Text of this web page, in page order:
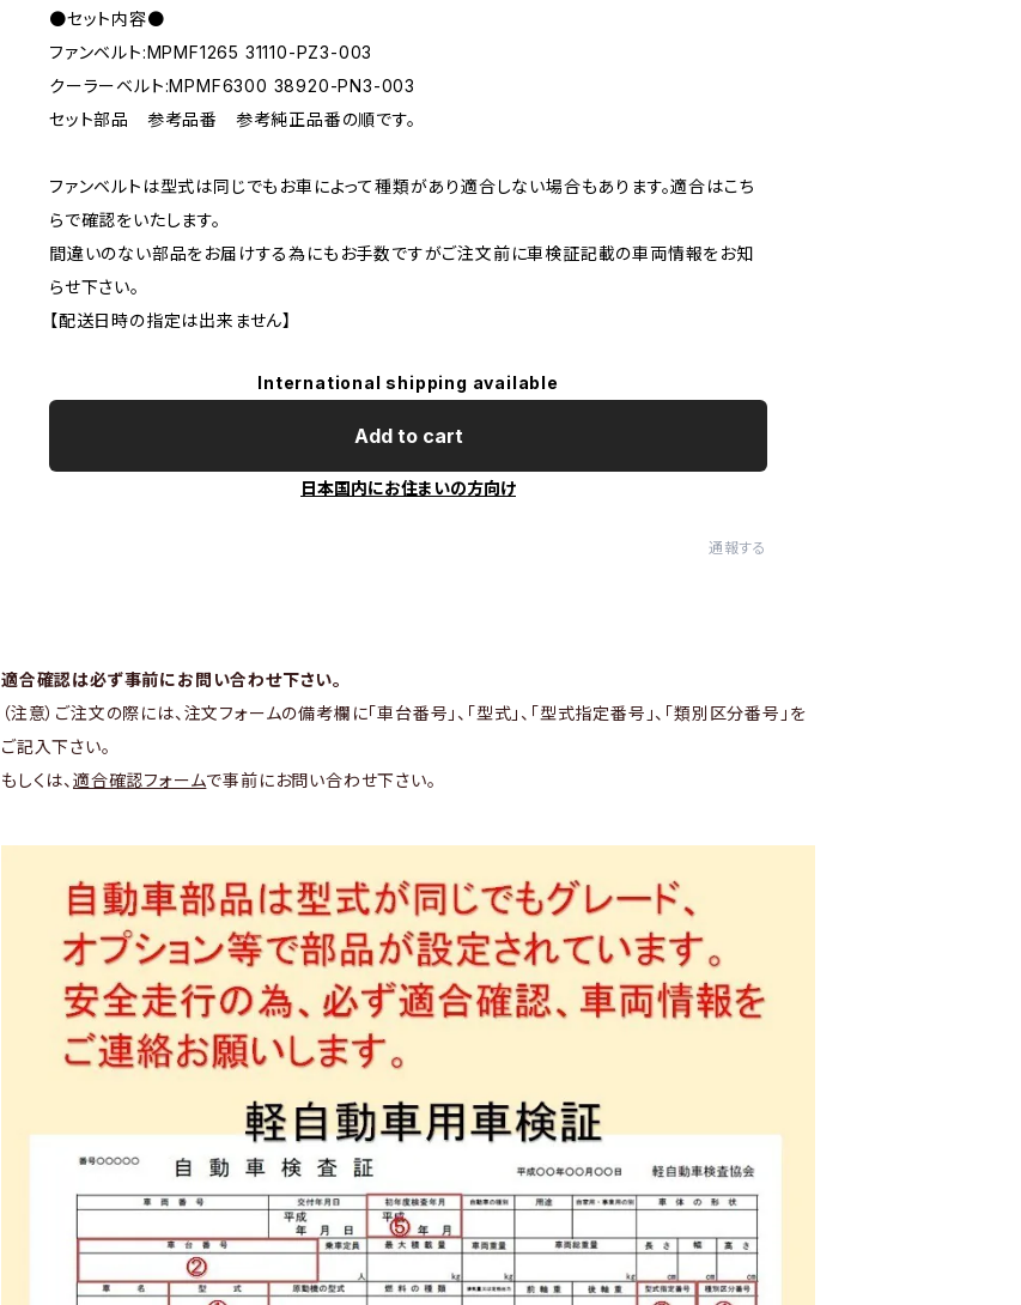
●セット内容●
ファンベルト:MPMF1265 31110-PZ3-003
クーラーベルト:MPMF6300 38920-PN3-003
セット部品 参考品番 参考純正品番の順です。
ファンベルトは型式は同じでもお車によって種類があり適合しない場合もあります。適合はこち
らで確認をいたします。
間違いのない部品をお届けする為にもお手数ですがご注文前に車検証記載の車両情報をお知
らせ下さい。
【配送日時の指定は出来ません】
International shipping available
Add to cart
日本国内にお住まいの方向け
通報する
適合確認は必ず事前にお問い合わせ下さい。
（注意）ご注文の際には、注文フォームの備考欄に「車台番号」、「型式」、「型式指定番号」、「類別区分番号」を
ご記入下さい。
もしくは、 適合確認フォームで事前にお問い合わせ下さい。